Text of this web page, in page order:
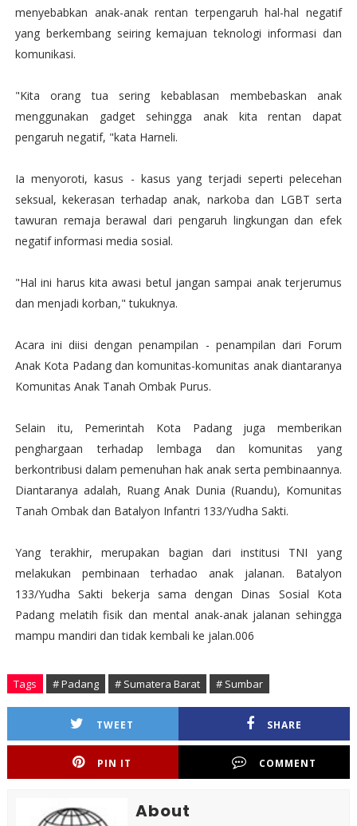
menyebabkan anak-anak rentan terpengaruh hal-hal negatif
yang berkembang seiring kemajuan teknologi informasi dan
komunikasi.
"Kita orang tua sering kebablasan membebaskan anak
menggunakan gadget sehingga anak kita rentan dapat
pengaruh negatif, "kata Harneli.
Ia menyoroti, kasus - kasus yang terjadi seperti pelecehan
seksual, kekerasan terhadap anak, narkoba dan LGBT serta
tawuran remaja berawal dari pengaruh lingkungan dan efek
negatif informasi media sosial.
"Hal ini harus kita awasi betul jangan sampai anak terjerumus
dan menjadi korban," tukuknya.
Acara ini diisi dengan penampilan - penampilan dari Forum
Anak Kota Padang dan komunitas-komunitas anak diantaranya
Komunitas Anak Tanah Ombak Purus.
Selain itu, Pemerintah Kota Padang juga memberikan
penghargaan terhadap lembaga dan komunitas yang
berkontribusi dalam pemenuhan hak anak serta pembinaannya.
Diantaranya adalah, Ruang Anak Dunia (Ruandu), Komunitas
Tanah Ombak dan Batalyon Infantri 133/Yudha Sakti.
Yang terakhir, merupakan bagian dari institusi TNI yang
melakukan pembinaan terhadao anak jalanan. Batalyon
133/Yudha Sakti bekerja sama dengan Dinas Sosial Kota
Padang melatih fisik dan mental anak-anak jalanan sehingga
mampu mandiri dan tidak kembali ke jalan.006
Tags # Padang # Sumatera Barat # Sumbar
TWEET SHARE
PIN IT COMMENT
About